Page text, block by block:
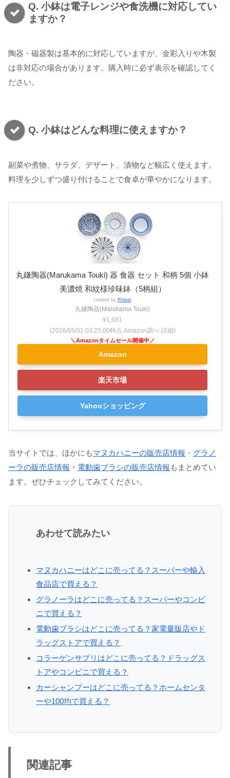
Q. 小鉢は電子レンジや食洗機に対応してい
ますか？
陶器・磁器製は基本的に対応していますが、金彩入りや木製
は非対応の場合があります。購入時に必ず表示を確認してく
ださい。
Q. 小鉢はどんな料理に使えますか？
副菜や煮物、サラダ、デザート、漬物など幅広く使えます。
料理を少しずつ盛り付けることで食卓が華やかになります。
丸鎌陶器(Marukama Touki) 器 食器 セット 和柄 5個 小鉢
美濃焼 和紋様珍味鉢（5柄組）
created by Rinker
丸鎌陶器(Marukama Touki)
¥1,681
(2026/05/01 03:25:00時点 Amazon調べ-詳細)
Amazon
楽天市場
Yahooショッピング
当サイトでは、ほかにもマヌカハニーの販売店情報 ・ グラノ
ーラの販売店情報 ・ 電動歯ブラシの販売店情報 もまとめてい
ます。ぜひチェックしてみてください。
あわせて読みたい
マヌカハニーはどこに売ってる？スーパーや輸入
食品店で買える？
グラノーラはどこに売ってる？スーパーやコンビ
ニで買える？
電動歯ブラシはどこに売ってる？家電量販店やド
ラッグストアで買える？
コラーゲンサプリはどこに売ってる？ドラッグス
トアやコンビニで買える？
カーシャンプーはどこに売ってる？ホームセンタ
ーや100均で買える？
関連記事